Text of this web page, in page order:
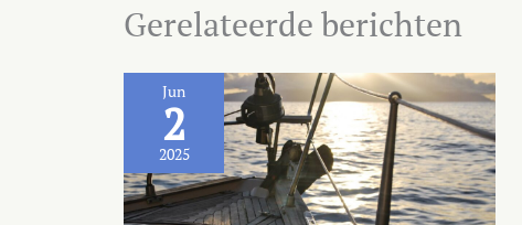
Gerelateerde berichten
Jun
2
2025